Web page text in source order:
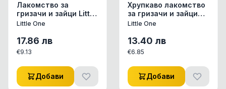
Лакомство за
гризачи и зайци Little
One Flower bowl
сено с цветчета от
невен 120 гр. 1 бр.
Little One
17.86 лв
€9.13
Добави
Хрупкаво лакомство
за гризачи и зайци
Little One Dried Carrot
0.200 кг.
Little One
13.40 лв
€6.85
Добави